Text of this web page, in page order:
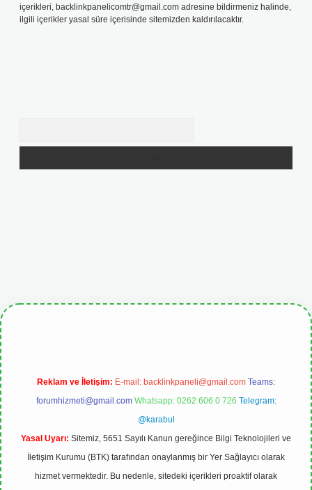
içerikleri, backlinkpanelicomtr@gmail.com adresine bildirmeniz halinde,
ilgili içerikler yasal süre içerisinde sitemizden kaldırılacaktır.
Reklam ve İletişim: E-mail: backlinkpaneli@gmail.com Teams:
forumhizmeti@gmail.com Whatsapp: 0262 606 0 726 Telegram:
@karabul
Yasal Uyarı: Sitemiz, 5651 Sayılı Kanun gereğince Bilgi Teknolojileri ve
İletişim Kurumu (BTK) tarafından onaylanmış bir Yer Sağlayıcı olarak
hizmet vermektedir. Bu nedenle, sitedeki içerikleri proaktif olarak